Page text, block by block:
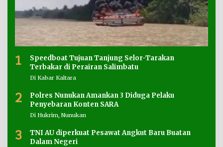
1
Speedboat Tujuan Tanjung Selor-Tarakan
Terbakar di Perairan Salimbatu
Di Kabar Kaltara
2
Polres Nunukan Amankan 3 Diduga Pelaku
Penyebaran Konten SARA
Di Hukrim, Nunukan
3
TNI AU diperkuat Pesawat Angkut Baru Buatan
Dalam Negeri